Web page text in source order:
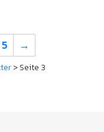
5 →
> Seite 3